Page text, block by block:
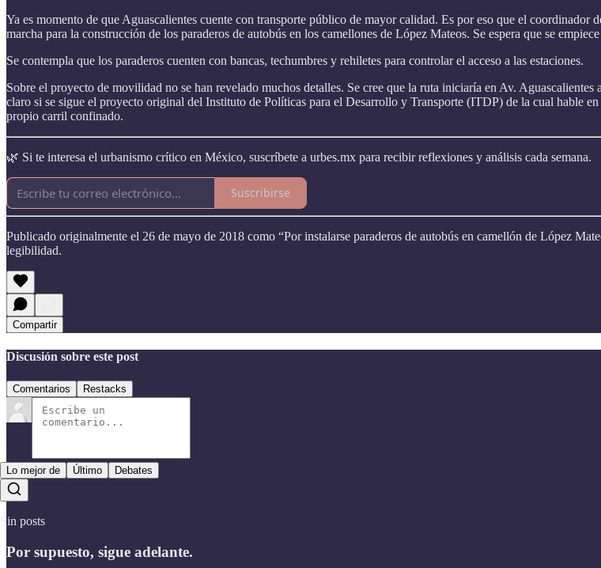
Ya es momento de que Aguascalientes cuente con transporte público de mayor calidad. Es por eso que el
marcha para la construcción de los paraderos de autobús en los camellones de López Mateos. Se espera que se
Se contempla que los paraderos cuenten con bancas, techumbres y rehiletes para controlar el acceso a las estaciones.
Sobre el proyecto de movilidad no se han revelado muchos detalles. Se cree que la ruta iniciaría en Av.
claro si se sigue el proyecto original del Instituto de Políticas para el Desarrollo y Transporte (ITDP) de la cual hable en
propio carril confinado.
🌿 Si te interesa el urbanismo crítico en México, suscríbete a urbes.mx para recibir reflexiones y análisis cada semana.
Suscribirse
Publicado originalmente el 26 de mayo de 2018 como “Por instalarse paraderos de autobús en camellón de López
legibilidad.
Compartir
Discusión sobre este post
Comentarios Restacks
Lo mejor de Último Debates
Sin posts
Por supuesto, sigue adelante.